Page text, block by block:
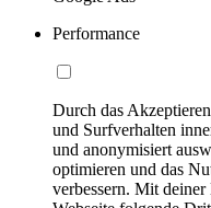
Performance
Durch das
und Surfverhalten
und anonymisiert
optimieren und das
verbessern. Mit